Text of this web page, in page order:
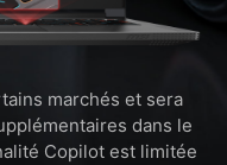
marchés et sera
dans le
Copilot est limitée